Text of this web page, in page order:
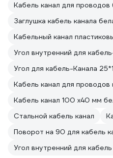
Кабель канал для проводов
Заглушка кабель канала
Кабельный канал
Угол внутренний для
Угол для кабель-Канала
Кабель канал для проводов
Кабель канал 100 х40 мм
Стальной кабель канал
Поворот на 90 для кабель
Угол внутренний для кабель